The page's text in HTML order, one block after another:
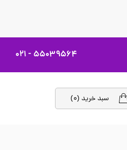
۵۵۰۳۹۵۶۴ - ۰۲۱
سبد خرید (۰)